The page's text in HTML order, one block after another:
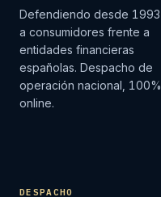
Defendiendo desde 1993
a consumidores frente a
entidades financieras
españolas. Despacho de
operación nacional, 100%
online.
DESPACHO